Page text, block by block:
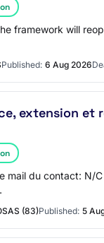
framework will
Published: 6 Aug 2026
extension
mail du contact: N/
(83)Published: 5